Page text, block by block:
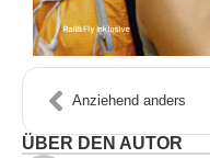
Anziehend anders
ÜBER DEN AUTOR